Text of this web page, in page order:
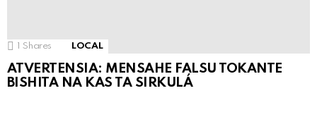
1 Shares LOCAL
ATVERTENSIA: MENSAHE FALSU TOKANTE
BISHITA NA KAS TA SIRKULÁ